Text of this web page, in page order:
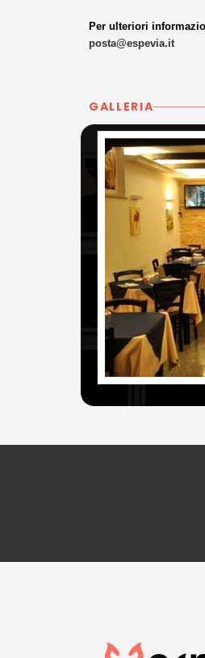
Per ulteriori
posta@espevia.it
GALLERIA